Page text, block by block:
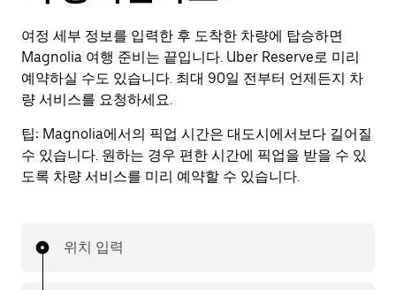
여정 세부 정보를 입력한 후 도착한 차량에 탑승하면
Magnolia 여행 준비는 끝입니다. Uber Reserve로 미리
예약하실 수도 있습니다. 최대 90일 전부터 언제든지 차
량 서비스를 요청하세요.
팁: Magnolia에서의 픽업 시간은 대도시에서보다 길어질
수 있습니다. 원하는 경우 편한 시간에 픽업을 받을 수 있
도록 차량 서비스를 미리 예약할 수 있습니다.
위치 입력